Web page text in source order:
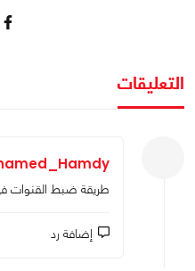
التعليقات
طريقة ضبط القنوات
إضافة رد